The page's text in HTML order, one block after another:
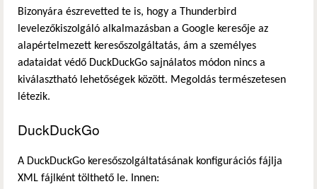
Bizonyára észrevetted te is, hogy a Thunderbird
levelezőkiszolgáló alkalmazásban a Google keresője az
alapértelmezett keresőszolgáltatás, ám a személyes
adataidat védő DuckDuckGo sajnálatos módon nincs a
kiválasztható lehetőségek között. Megoldás természetesen
létezik.
DuckDuckGo
A DuckDuckGo keresőszolgáltatásának konfigurációs fájlja
XML fájlként tölthető le. Innen: